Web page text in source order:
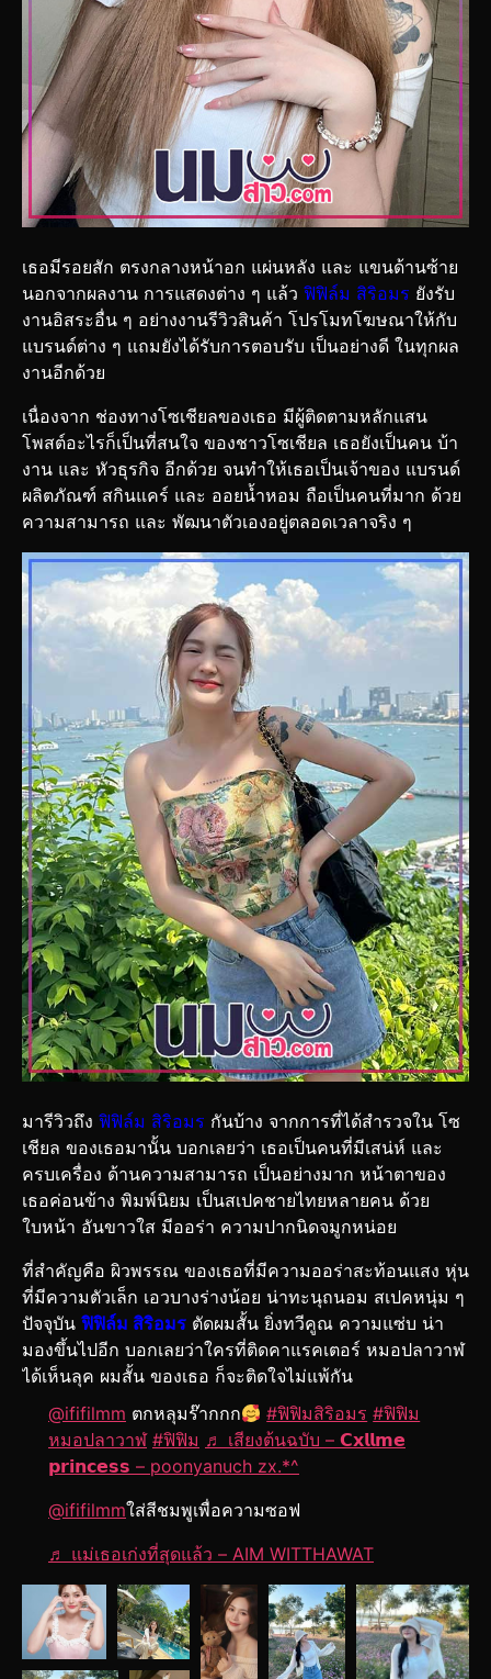
เธอมีรอยสัก ตรงกลางหน้าอก แผ่นหลัง และ แขนด้านซ้าย
นอกจากผลงาน การแสดงต่าง ๆ แล้ว ฟิฟิล์ม สิริอมร ยังรับ
งานอิสระอื่น ๆ อย่างงานรีวิวสินค้า โปรโมทโฆษณาให้กับ
แบรนด์ต่าง ๆ แถมยังได้รับการตอบรับ เป็นอย่างดี ในทุกผล
งานอีกด้วย
เนื่องจาก ช่องทางโซเชียลของเธอ มีผู้ติดตามหลักแสน
โพสต์อะไรก็เป็นที่สนใจ ของชาวโซเชียล เธอยังเป็นคน บ้า
งาน และ หัวธุรกิจ อีกด้วย จนทำให้เธอเป็นเจ้าของ แบรนด์
ผลิตภัณฑ์ สกินแคร์ และ ออยน้ำหอม ถือเป็นคนที่มาก ด้วย
ความสามารถ และ พัฒนาตัวเองอยู่ตลอดเวลาจริง ๆ
มารีวิวถึง ฟิฟิล์ม สิริอมร กันบ้าง จากการที่ได้สำรวจใน โซ
เชียล ของเธอมานั้น บอกเลยว่า เธอเป็นคนที่มีเสน่ห์ และ
ครบเครื่อง ด้านความสามารถ เป็นอย่างมาก หน้าตาของ
เธอค่อนข้าง พิมพ์นิยม เป็นสเปคชายไทยหลายคน ด้วย
ใบหน้า อันขาวใส มีออร่า ความปากนิดจมูกหน่อย
ที่สำคัญคือ ผิวพรรณ ของเธอที่มีความออร่าสะท้อนแสง หุ่น
ที่มีความตัวเล็ก เอวบางร่างน้อย น่าทะนุถนอม สเปคหนุ่ม ๆ
ปัจจุบัน ฟิฟิล์ม สิริอมร ตัดผมสั้น ยิ่งทวีคูณ ความแซ่บ น่า
มองขึ้นไปอีก บอกเลยว่าใครที่ติดคาแรคเตอร์ หมอปลาวาฬ
ได้เห็นลุค ผมสั้น ของเธอ ก็จะติดใจไม่แพ้กัน
@ififilmm ตกหลุมร๊ากกก #ฟิฟิมสิริอมร #ฟิฟิม
หมอปลาวาฬ #ฟิฟิม ♬ เสียงต้นฉบับ – 𝗖𝘅𝗹𝗹𝗺𝗲
𝗽𝗿𝗶𝗻𝗰𝗲𝘀𝘀 – poonyanuch zx.*^
@ififilmmใส่สีชมพูเพื่อความซอฟ
♬ แม่เธอเก่งที่สุดแล้ว – AIM WITTHAWAT